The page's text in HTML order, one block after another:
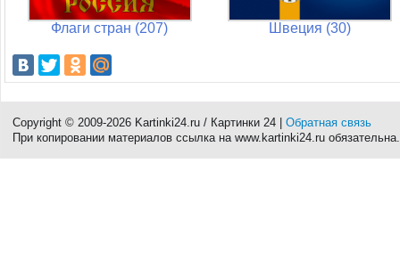
Флаги стран (207) Швеция (30)
Copyright © 2009-2026 Kartinki24.ru / Картинки 24 | Обратная связь
При копировании материалов ссылка на www.kartinki24.ru обязательна.